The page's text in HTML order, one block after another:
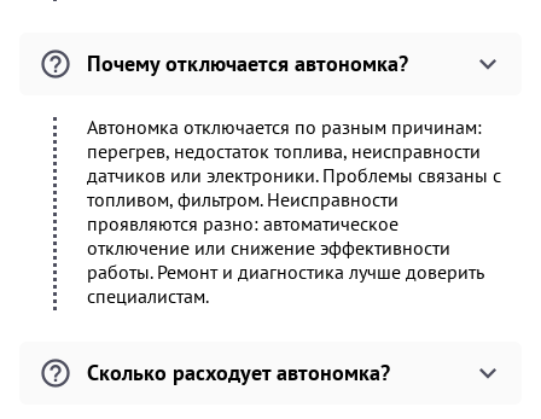
Почему отключается автономка?
Автономка отключается по разным причинам:
перегрев, недостаток топлива, неисправности
датчиков или электроники. Проблемы связаны с
топливом, фильтром. Неисправности
проявляются разно: автоматическое
отключение или снижение эффективности
работы. Ремонт и диагностика лучше доверить
специалистам.
Сколько расходует автономка?